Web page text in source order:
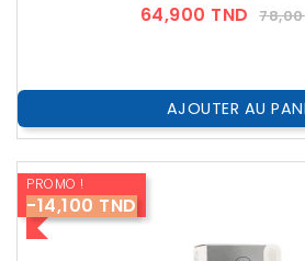
64,900 TND Prix
AJOUTER AU
PROMO !
-14,100 TND